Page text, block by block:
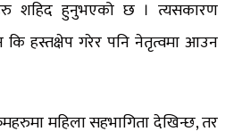
शहिद हुनुभएको छ । त्यसकारण
कि हस्तक्षेप गरेर पनि नेतृत्वमा आउन
महिला सहभागिता देखिन्छ, तर